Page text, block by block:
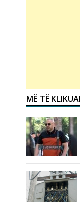
MË TË